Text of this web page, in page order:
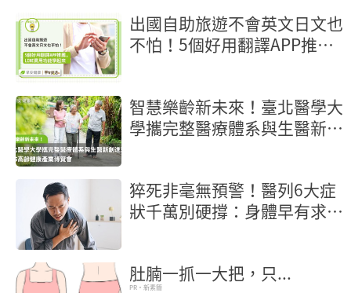
出國自助旅遊不會英文日文也
不怕！5個好用翻譯APP推
智慧樂齡新未來！臺北醫學大
學攜完整醫療體系與生醫新創
猝死非毫無預警！醫列6大症
狀千萬別硬撐：身體早有求救
肚腩一抓一大把，只...
PR・新素簡